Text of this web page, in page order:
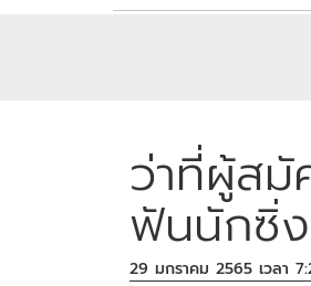
ว่าที่ผู้สมั
ฟันนักซิ่
29 มกราคม 2565 เวลา